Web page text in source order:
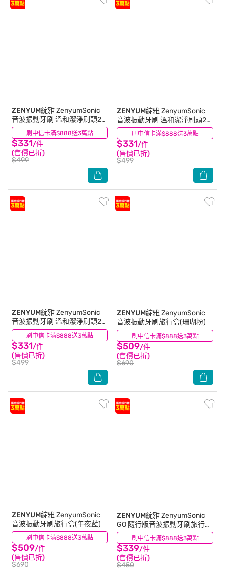
刷中信卡滿$888送3萬點
ZENYUM綻雅ZenyumSonic
音波振動牙刷 溫和潔淨刷頭2
入組(星辰綠)
$331/件
(售價已折)
$499
(0) 刷中信卡滿$888送3萬點
ZENYUM綻雅ZenyumSonic
音波振動牙刷 溫和潔淨刷頭2入
組(白色)
$331/件
(售價已折)
$499
(0)
刷中信卡滿$888送3萬點
ZENYUM綻雅ZenyumSonic
音波振動牙刷 溫和潔淨刷頭2
入組(粉色)
$331/件
(售價已折)
$499
(0) 刷中信卡滿$888送3萬點
ZENYUM綻雅ZenyumSonic
音波振動牙刷旅行盒(珊瑚粉)
$509/件
(售價已折)
$690
(0)
刷中信卡滿$888送3萬點
ZENYUM綻雅ZenyumSonic
音波振動牙刷旅行盒(午夜藍)
$509/件
(售價已折)
$690
(0) 刷中信卡滿$888送3萬點
ZENYUM綻雅ZenyumSonic
GO 隨行版音波振動牙刷旅行盒
(白色)
$339/件
(售價已折)
$450
(1)